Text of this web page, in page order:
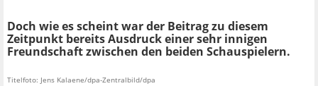
Doch wie es scheint war der Beitrag zu diesem
Zeitpunkt bereits Ausdruck einer sehr innigen
Freundschaft zwischen den beiden Schauspielern.
Titelfoto: Jens Kalaene/dpa-Zentralbild/dpa